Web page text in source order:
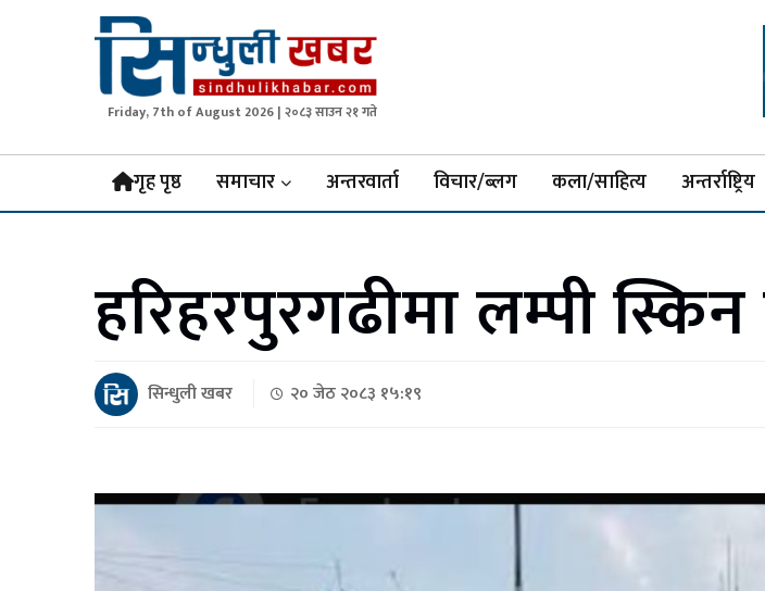
Sindhuli Khabar
News from Sindhuli Nepal
Friday, 7th of August 2026 | २०८३ साउन २१ गते
गृह पृष्ठ समाचार अन्तरवार्ता विचार/ब्लग कला/साहित्य अन्तर्राष्ट्रिय
हरिहरपुरगढीमा लम्पी
सिन्धुली खबर २० जेठ २०८३ १५:१९